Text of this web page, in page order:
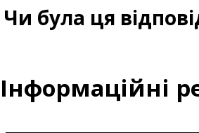
Чи була ця
Інформаційні